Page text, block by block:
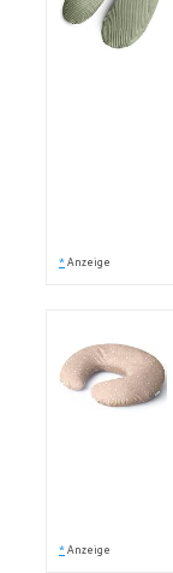
* Anzeige
* Anzeige